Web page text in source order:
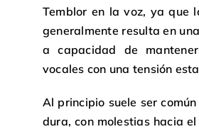
Temblor en la voz, ya que
generalmente resulta en
a capacidad de
vocales con una tensión
Al principio suele ser
dura, con molestias hacia